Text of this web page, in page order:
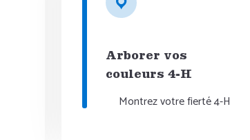
Arborer vos
couleurs 4-H
Montrez votre fierté 4-H